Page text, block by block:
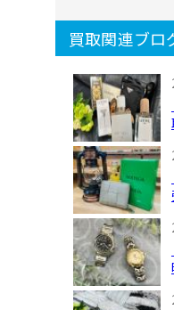
買取関連ブロ